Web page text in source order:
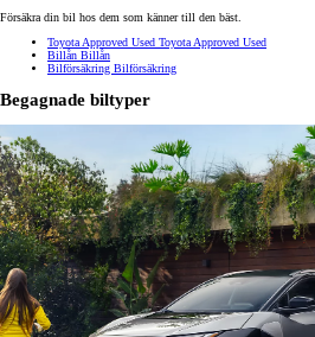
Försäkra din bil hos dem som känner till den bäst.
Toyota Approved Used Toyota Approved Used
Billån Billån
Bilförsäkring Bilförsäkring
Begagnade biltyper